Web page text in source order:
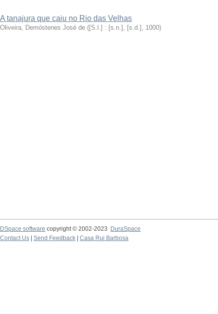
A tanajura que caiu no Rio das Velhas
Oliveira, Demóstenes José de ([S.l.] : [s.n.], [s.d.] , 1000)
DSpace software copyright © 2002-2023
DuraSpace
Contact Us
Send Feedback Casa Rui Barbosa